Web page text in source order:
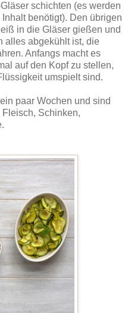
schichten (es werden
benötigt). Den übrigen
in die Gläser gießen und
alles abgekühlt ist, die
Anfangs macht es
auf den Kopf zu stellen,
umspielt sind.
paar Wochen und sind
Schinken,